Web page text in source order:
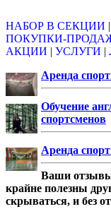
НАБОР В СЕКЦИИ |
ПОКУПКИ-
АКЦИИ | УСЛУГИ |
Аренда
Обучение
спортсменов
Аренда
Ваши отзывы
крайне полезны
скрываться, и без